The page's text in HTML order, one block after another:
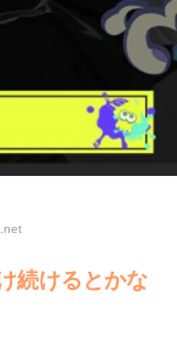
.net
続けるとかな